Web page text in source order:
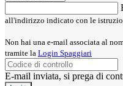
all'indirizzo indicato con le
Non hai una e-mail associata al
tramite la Login Spaggiari
E-mail inviata, si prega di